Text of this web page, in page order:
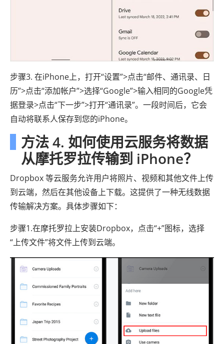
步骤3. 在iPhone上，打开“设置”>点击“邮件、通讯录、日
历”>点击“添加帐户”>选择“Google”>输入相同的Google凭
据登录>点击“下一步”>打开“通讯录”。一段时间后，它会
自动将联系人保存到您的iPhone。
方法 4. 如何使用云服务将数据
从摩托罗拉传输到 iPhone？
Dropbox 等云服务允许用户将照片、视频和其他文件上传
到云端，然后在其他设备上下载。这提供了一种无线数据
传输解决方案。具体步骤如下：
步骤1.在摩托罗拉上安装Dropbox，点击“+”图标，选择
“上传文件”将文件上传到云端。